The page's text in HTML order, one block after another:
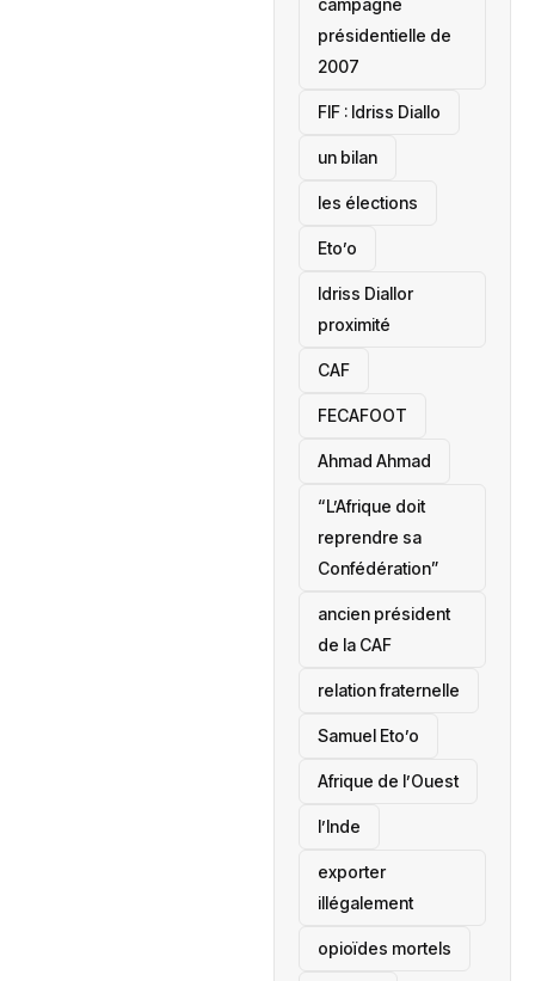
présidentielle de
2007
‎FIF : Idriss Diallo
un bilan
les élections
Eto’o
Idriss Diallor
proximité
CAF
FECAFOOT
‎Ahmad Ahmad
“L’Afrique doit
reprendre sa
Confédération”
ancien président
de la CAF
relation fraternelle
Samuel Eto’o
Afrique de l’Ouest
l’Inde
exporter
illégalement
opioïdes mortels